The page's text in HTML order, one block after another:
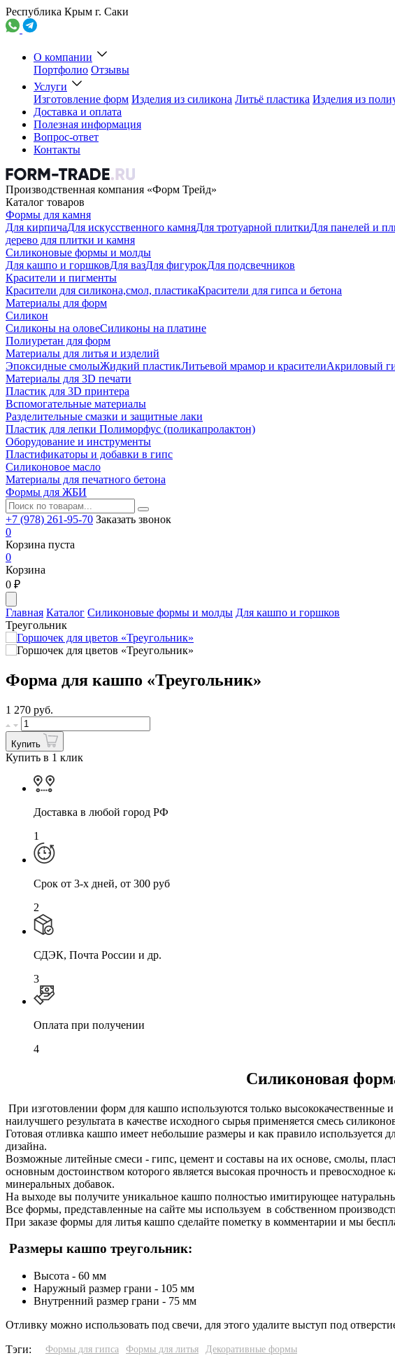
Республика Крым г. Саки
О компании
Портфолио Отзывы
Услуги
Изготовление форм Изделия из силикона Литьё пластика Изделия из
Доставка и оплата
Полезная информация
Вопрос-ответ
Контакты
Производственная компания «Форм Трейд»
Каталог товаров
Формы для камня
Для кирпичаДля искусственного камняДля тротуарной плиткиДля панелей и
дерево для плитки и камня
Силиконовые формы и молды
Для кашпо и горшковДля вазДля фигурокДля подсвечников
Красители и пигменты
Красители для силикона,смол, пластикаКрасители для гипса и бетона
Материалы для форм
Силикон
Силиконы на оловеСиликоны на платине
Полиуретан для форм
Материалы для литья и изделий
Эпоксидные смолыЖидкий пластикЛитьевой мрамор и красителиАкриловый
Материалы для 3D печати
Пластик для 3D принтера
Вспомогательные материалы
Разделительные смазки и защитные лаки
Пластик для лепки Полиморфус (поликапролактон)
Оборудование и инструменты
Пластификаторы и добавки в гипс
Силиконовое масло
Материалы для печатного бетона
Формы для ЖБИ
+7 (978) 261-95-70 Заказать звонок
0
Корзина пуста
0
Корзина
0 ₽
Главная Каталог Силиконовые формы и молды Для кашпо и горшков
Треугольник
Форма для кашпо «Треугольник»
1 270 руб.
Купить
Купить в 1 клик
Доставка в любой город РФ
1
Cрок от 3-х дней, от 300 руб
2
СДЭК, Почта России и др.
3
Оплата при получении
4
Силиконовая
При изготовлении форм для кашпо используются только высококачественные
наилучшего результата в качестве исходного сырья применяется смесь
Готовая отливка кашпо имеет небольшие размеры и как правило используется
дизайна.
Возможные литейные смеси - гипс, цемент и составы на их основе, смолы,
основным достоинством которого является высокая прочность и
минеральных добавок.
На выходе вы получите уникальное кашпо полностью имитирующее
Все формы, представленные на сайте мы используем в собственном
При заказе формы для литья кашпо сделайте пометку в комментарии и мы
Размеры кашпо треугольник:
Высота - 60 мм
Наружный размер грани - 105 мм
Внутренний размер грани - 75 мм
Отливку можно использовать под свечи, для этого удалите выступ под
Тэги: Формы для гипса Формы для литья Декоративные формы